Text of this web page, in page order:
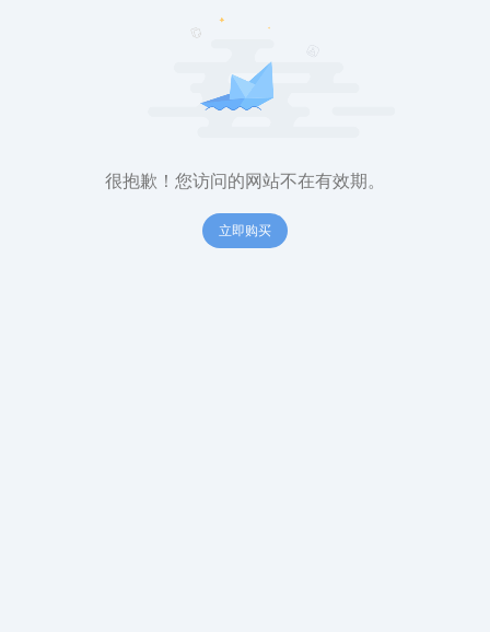
很抱歉！您访问的网站不在有效期。
立即购买